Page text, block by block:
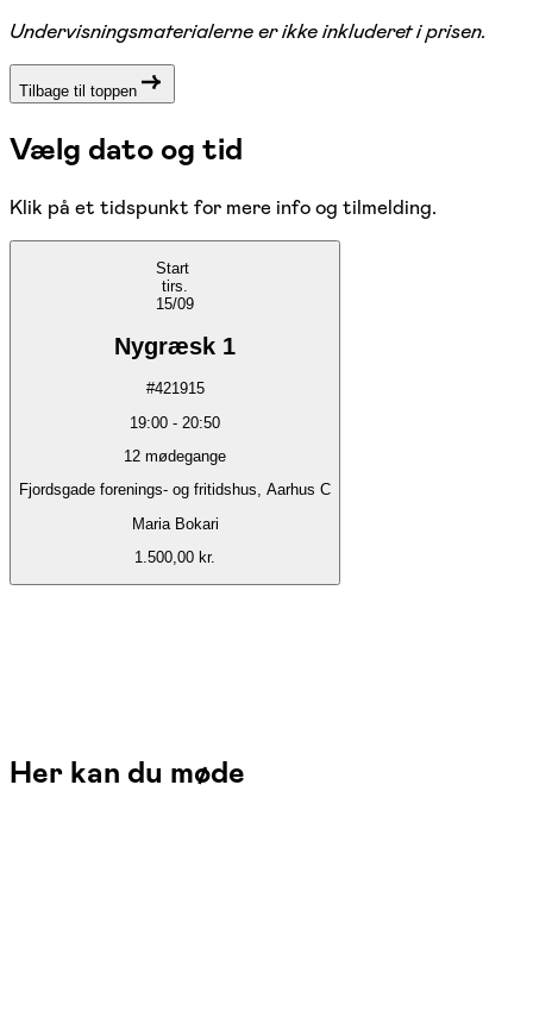
Undervisningsmaterialerne er ikke inkluderet i prisen.
Tilbage til toppen
Vælg dato og tid
Klik på et tidspunkt for mere info og tilmelding.
Start
tirs.
15/09
Nygræsk 1
#421915
19:00 - 20:50
12 mødegange
Fjordsgade forenings- og fritidshus, Aarhus C
Maria Bokari
1.500,00 kr.
Her kan du møde